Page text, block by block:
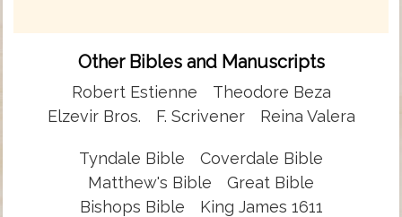
Other Bibles and Manuscripts
Robert Estienne
Theodore Beza
Elzevir Bros.
F. Scrivener Reina Valera
Tyndale Bible
Coverdale Bible
Matthew's Bible
Great Bible
Bishops Bible
King James 1611